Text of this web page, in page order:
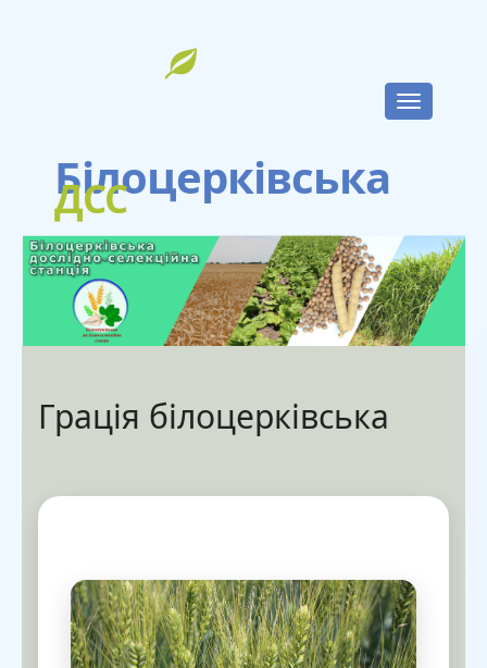
Toggle
Білоцерківська
ДСС
Грація білоцерківська